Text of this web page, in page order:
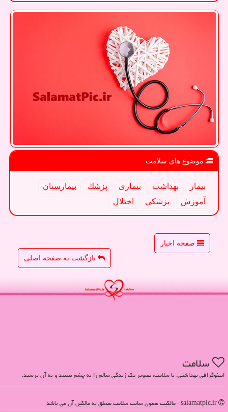
موضوع های سلامت
بیمار بهداشت بیماری پزشك
بیمارستان
آموزش
پزشكی اختلال
صفحه اخبار
بازگشت به صفحه اصلی
سلامت
اینفوگرافی بهداشتی. با سلامت، تصویر یک زندگی سالم را به چشم ببینید و به آن برسید.